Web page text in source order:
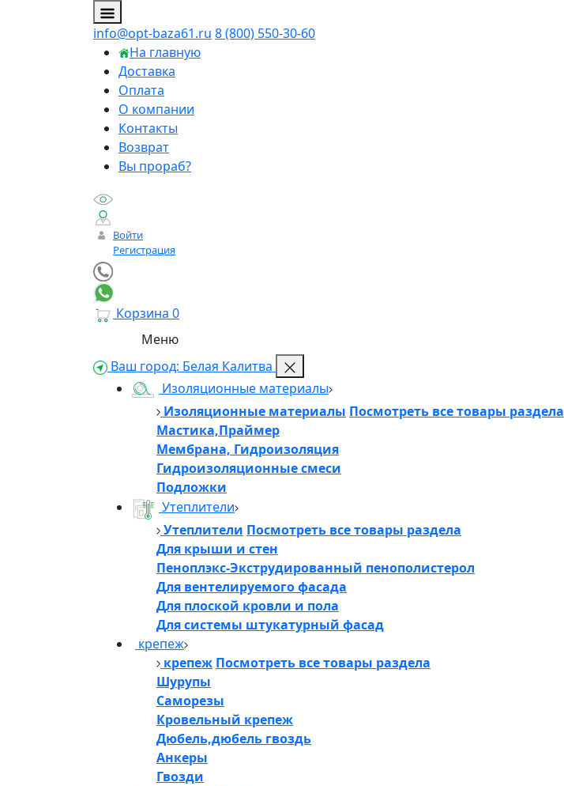
info@opt-baza61.ru 8 (800) 550-30-60
На главную
Доставка
Оплата
О компании
Контакты
Возврат
Вы прораб?
Войти
Регистрация
Корзина 0
Меню
Ваш город: Белая Калитва
Изоляционные материалы
Изоляционные материалы Посмотреть все товары раздела
Мастика,Праймер
Мембрана, Гидроизоляция
Гидроизоляционные смеси
Подложки
Утеплители
Утеплители Посмотреть все товары раздела
Для крыши и стен
Пеноплэкс-Экструдированный пенополистерол
Для вентелируемого фасада
Для плоской кровли и пола
Для системы штукатурный фасад
крепеж
крепеж Посмотреть все товары раздела
Шурупы
Саморезы
Кровельный крепеж
Дюбель,дюбель гвоздь
Анкеры
Гвозди